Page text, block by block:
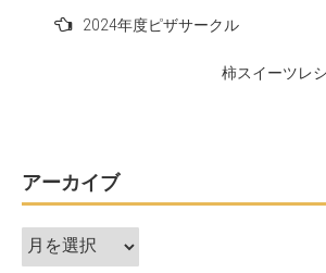
ー
シ
ョ
2024年度ピザサークル
柿スイーツレ
アーカイブ
ア
ー